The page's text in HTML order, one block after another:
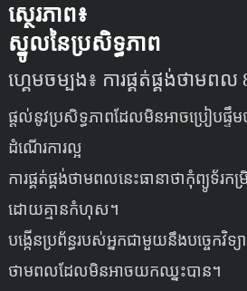
ស្ថេរភាព៖
ស្នូលនៃប្រសិទ្ធភាព
ហ្គេមចម្បង៖ ការផ្គត់ផ្គង់ថាមពល
ផ្តល់នូវប្រសិទ្ធភាពដែលមិនអាចប្រៀបផ្ទឹ
ដំណើរការល្អ
ការផ្គត់ផ្គង់ថាមពលនេះធានាថាកុំព្យូទ័រ
ដោយគ្មានកំហុស។
បង្កើនប្រព័ន្ធរបស់អ្នកជាមួយនឹងបច្ចេកវិទ្យ
ថាមពលដែលមិនអាចយកឈ្នះបាន។